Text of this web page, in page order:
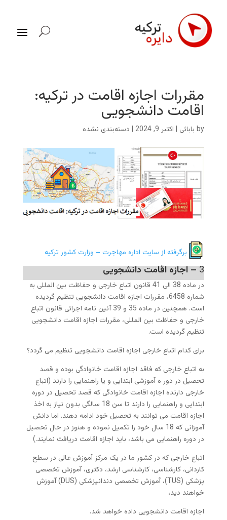
مقررات اجازه اقامت در ترکیه:
اقامت دانشجویی
by بابائی | اکتبر 9, 2024 | دسته‌بندی نشده
3– اجازه اقامت دانشجویی
در ماده 38 الی 41 قانون اتباع خارجی و حفاظت بین المللی به
شماره 6458، مقررات اجازه اقامت دانشجویی تنظیم گردیده
است. همچنین در ماده 35 و 39 آئین نامه اجرائی قانون اتباع
خارجی و حفاظت بین المللی، مقررات اجازه اقامت دانشجویی
تنظیم گردیده است.
برای کدام اتباع خارجی اجازه اقامت دانشجویی تنظیم می گردد؟
به اتباع خارجی که فاقد اجازه اقامت خانوادگی بوده و قصد
تحصیل در دور ه آموزشی ابتدایی و یا راهنمایی را دارند (اتباع
خارجی دارنده اجازه اقامت خانوادگی که قصد تحصیل در دوره
ابتدایی و راهنمایی را دارند تا سن 18 سالگی بدون نیاز به اخذ
اجازه اقامت می توانند به تحصیل خود ادامه دهند. اما دانش
آموزانی که 18 سال خود را تکمیل نموده و هنوز در حال تحصیل
در دوره راهنمایی می باشد، باید اجازه اقامت دریافت نمایند.)
اتباع خارجی که در کشور ما در یک مرکز آموزش عالی در سطح
کاردانی، کارشناسی، کارشناسی ارشد، دکتری، آموزش تخصصی
پزشکی (TUS)، آموزش تخصصی دندانپزشکی (DUS) آموزش
خواهند دید،
اجازه اقامت دانشجویی داده خواهد شد.